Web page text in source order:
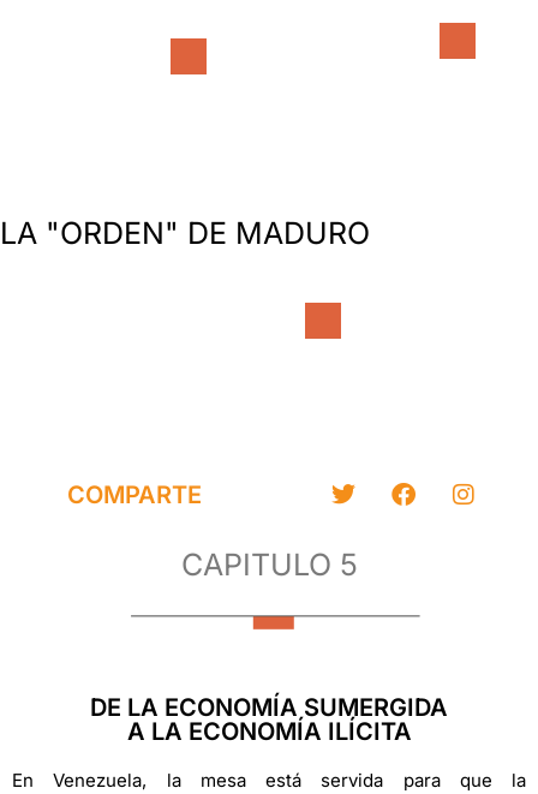
LA "ORDEN" DE MADURO
COMPARTE
CAPITULO 5
DE LA ECONOMÍA SUMERGIDA
A LA ECONOMÍA ILÍCITA
En Venezuela, la mesa está servida para que la